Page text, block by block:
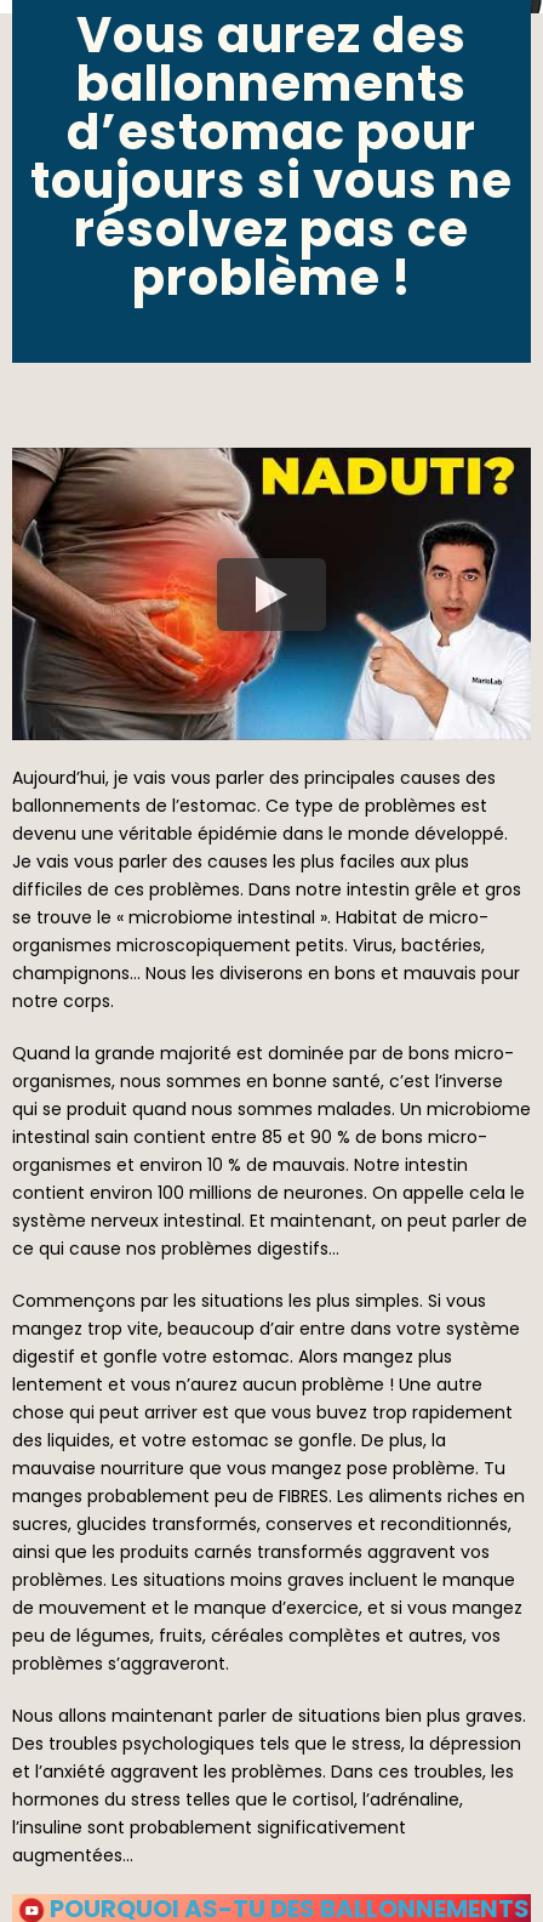
Vous aurez des
ballonnements
d’estomac pour
toujours si vous ne
résolvez pas ce
problème !
Aujourd’hui, je vais vous parler des principales causes des
ballonnements de l’estomac. Ce type de problèmes est
devenu une véritable épidémie dans le monde développé.
Je vais vous parler des causes les plus faciles aux plus
difficiles de ces problèmes. Dans notre intestin grêle et gros
se trouve le « microbiome intestinal ». Habitat de micro-
organismes microscopiquement petits. Virus, bactéries,
champignons… Nous les diviserons en bons et mauvais pour
notre corps.
Quand la grande majorité est dominée par de bons micro-
organismes, nous sommes en bonne santé, c’est l’inverse
qui se produit quand nous sommes malades. Un microbiome
intestinal sain contient entre 85 et 90 % de bons micro-
organismes et environ 10 % de mauvais. Notre intestin
contient environ 100 millions de neurones. On appelle cela le
système nerveux intestinal. Et maintenant, on peut parler de
ce qui cause nos problèmes digestifs…
Commençons par les situations les plus simples. Si vous
mangez trop vite, beaucoup d’air entre dans votre système
digestif et gonfle votre estomac. Alors mangez plus
lentement et vous n’aurez aucun problème ! Une autre
chose qui peut arriver est que vous buvez trop rapidement
des liquides, et votre estomac se gonfle. De plus, la
mauvaise nourriture que vous mangez pose problème. Tu
manges probablement peu de FIBRES. Les aliments riches en
sucres, glucides transformés, conserves et reconditionnés,
ainsi que les produits carnés transformés aggravent vos
problèmes. Les situations moins graves incluent le manque
de mouvement et le manque d’exercice, et si vous mangez
peu de légumes, fruits, céréales complètes et autres, vos
problèmes s’aggraveront.
Nous allons maintenant parler de situations bien plus graves.
Des troubles psychologiques tels que le stress, la dépression
et l’anxiété aggravent les problèmes. Dans ces troubles, les
hormones du stress telles que le cortisol, l’adrénaline,
l’insuline sont probablement significativement
augmentées…
POURQUOI AS-TU DES BALLONNEMENTS